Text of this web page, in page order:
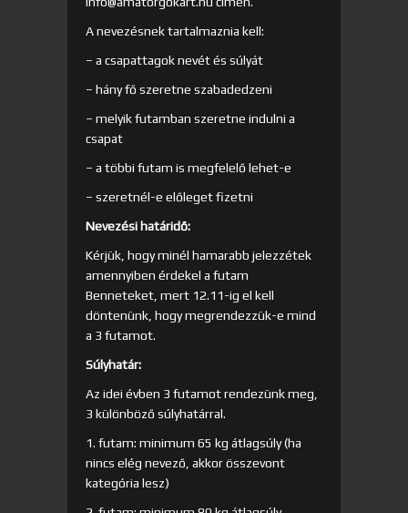
A nevezésnek tartalmaznia kell:
– a csapattagok nevét és súlyát
– hány fő szeretne szabadedzeni
– melyik futamban szeretne indulni a
csapat
– a többi futam is megfelelő lehet-e
– szeretnél-e előleget fizetni
Nevezési határidő:
Kérjük, hogy minél hamarabb jelezzétek
amennyiben érdekel a futam
Benneteket, mert 12.11-ig el kell
döntenünk, hogy megrendezzük-e mind
a 3 futamot.
Súlyhatár:
Az idei évben 3 futamot rendezünk meg,
3 különböző súlyhatárral.
1. futam: minimum 65 kg átlagsúly (ha
nincs elég nevező, akkor összevont
kategória lesz)